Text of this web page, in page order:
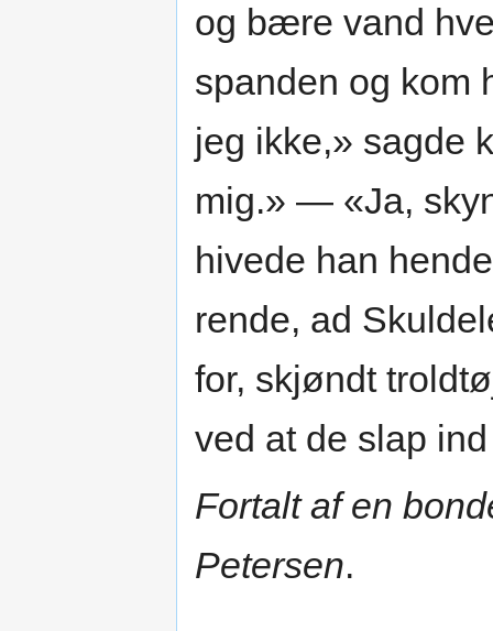
og bære vand
spanden og kom
jeg ikke,» sagde
mig.» — «Ja,
hivede han
rende, ad
for, skjøndt
ved at de slap
Fortalt af en
Petersen.